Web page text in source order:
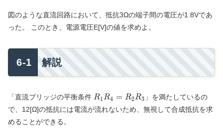
図のような直流回路において、抵抗3Ωの端子間の電圧が1.8Vであ
った。 このとき、電源電圧E[V]の値を求めよ。
解説
「直流ブリッジの平衡条件 R_1R_4=R_2R_3
R1 R4 = R2R3 」を満たしているの
で、12[Ω]の抵抗には電流が流れないため、無視して合成抵抗を求
めることができる。